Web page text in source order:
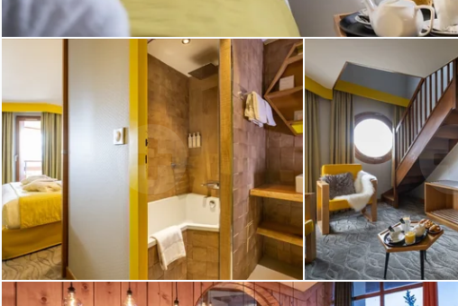
CHAMBRES
PISCINE
SPA
RESTAURANT
SERVICES
OFFRES
PHOTOS